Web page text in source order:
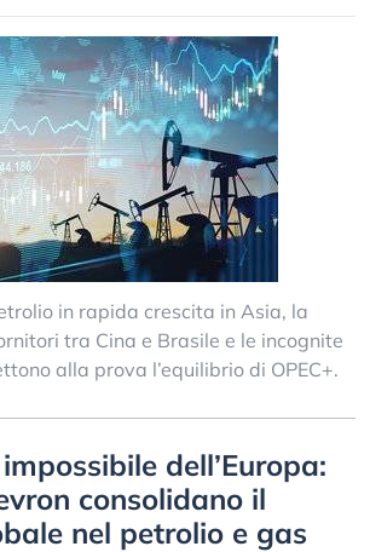
in rapida crescita in Asia, la
tra Cina e Brasile e le incognite
alla prova l’equilibrio di OPEC+.
dell’Europa:
consolidano il
nel petrolio e gas